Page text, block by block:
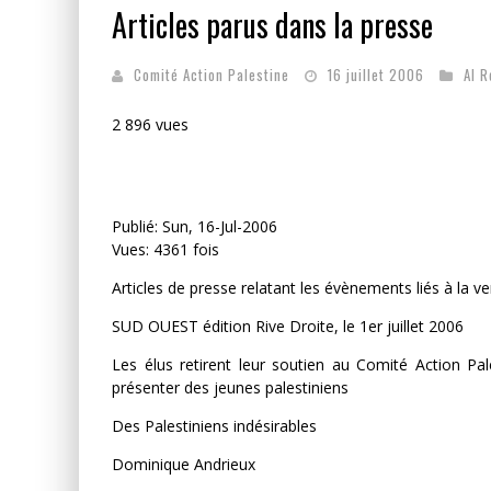
Articles parus dans la presse
Comité Action Palestine 16 juillet 2006 Al
2 896 vues
Publié: Sun, 16-Jul-2006
Vues: 4361 fois
Articles de presse relatant les évènements liés à la
SUD OUEST édition Rive Droite, le 1er juillet 2006
Les élus retirent leur soutien au Comité Action
présenter des jeunes palestiniens
Des Palestiniens indésirables
Dominique Andrieux